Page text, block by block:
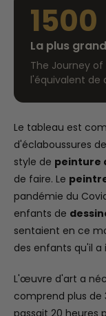
1500
La plus
The Journey
l'équivalent de
Le tableau est
d'éclaboussures
style de peinture
de faire. Le
pandémie du
enfants de
sentaient en ce
des enfants qu'il
L'œuvre d'art a
comprend plus de